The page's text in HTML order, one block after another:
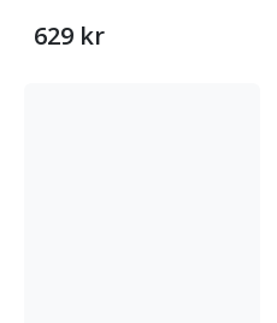
629 kr